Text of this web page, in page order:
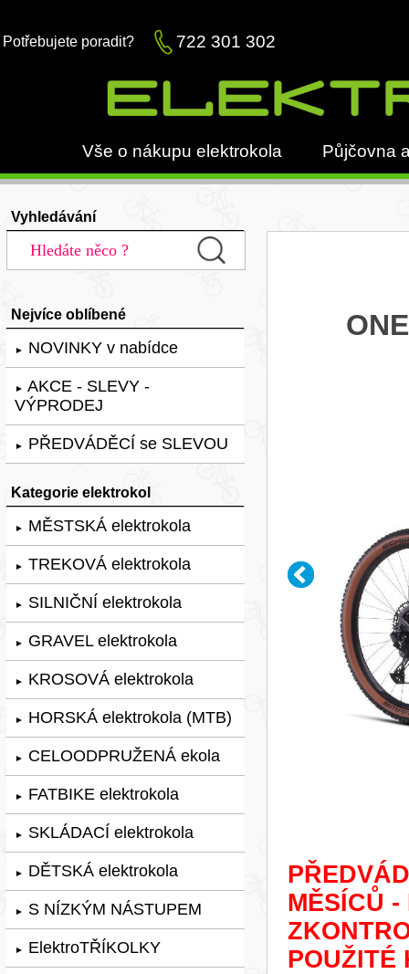
Potřebujete poradit? 722 301 302
Vše o nákupu elektrokola Půjčovna
Vyhledávání
Nejvíce oblíbené
► NOVINKY v nabídce
► AKCE - SLEVY -
VÝPRODEJ
► PŘEDVÁDĚCÍ se SLEVOU
Kategorie elektrokol
► MĚSTSKÁ elektrokola
► TREKOVÁ elektrokola
► SILNIČNÍ elektrokola
► GRAVEL elektrokola
► KROSOVÁ elektrokola
► HORSKÁ elektrokola (MTB)
► CELOODPRUŽENÁ ekola
► FATBIKE elektrokola
► SKLÁDACÍ elektrokola
► DĚTSKÁ elektrokola
► S NÍZKÝM NÁSTUPEM
► ElektroTŘÍKOLKY
MĚSÍCŮ
POUŽITÉ